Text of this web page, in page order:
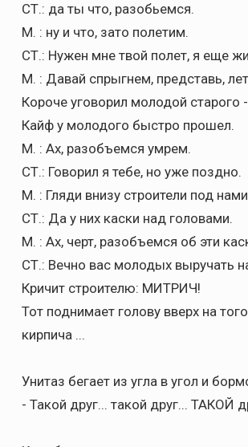
СТ.: да ты что, разобьемся.
М. : ну и что, зато полетим.
СТ.: Hужен мне твой полет, я еще
М. : Давай спрыгнем, представь,
Короче уговорил молодой старого
Кайф у молодого быстро прошел.
М. : Ах, разобъемся умрем.
СТ.: Говорил я тебе, но уже поздно.
М. : Гляди внизу строители под
СТ.: Да у них каски над головами.
М. : Ах, черт, разобъемся об эти
СТ.: Вечно вас молодых выручать
Кричит строителю: МИТРИЧ!
Тот поднимает голову вверх на
кирпича ...
Унитаз бегает из угла в угол и
- Такой друг... такой друг... ТАКОЙ